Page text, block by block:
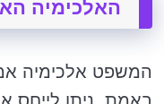
האלכימיה
המשפט אלכימיה